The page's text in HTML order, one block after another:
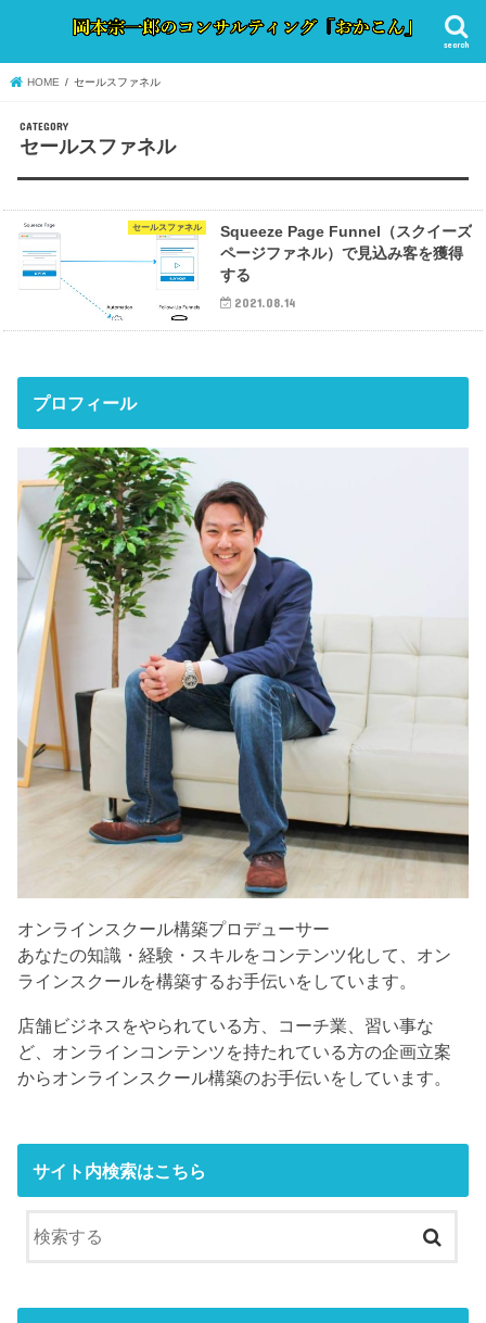
search
HOME セールスファネル
セールスファネル
セールスファネル
Squeeze Page Funnel（スクイーズ
ページファネル）で見込み客を獲得
する
2021.08.14
プロフィール
オンラインスクール構築プロデューサー
あなたの知識・経験・スキルをコンテンツ化して、オン
ラインスクールを構築するお手伝いをしています。
店舗ビジネスをやられている方、コーチ業、習い事な
ど、オンラインコンテンツを持たれている方の企画立案
からオンラインスクール構築のお手伝いをしています。
サイト内検索はこちら